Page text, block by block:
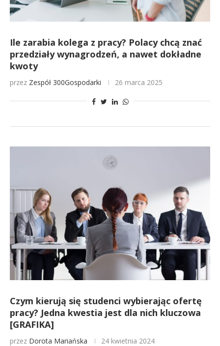
Ile zarabia kolega z pracy? Polacy chcą znać
przedziały wynagrodzeń, a nawet dokładne
kwoty
przez Zespół 300Gospodarki 26 marca 2025
Czym kierują się studenci wybierając ofertę
pracy? Jedna kwestia jest dla nich kluczowa
[GRAFIKA]
przez Dorota Mariańska 24 kwietnia 2024